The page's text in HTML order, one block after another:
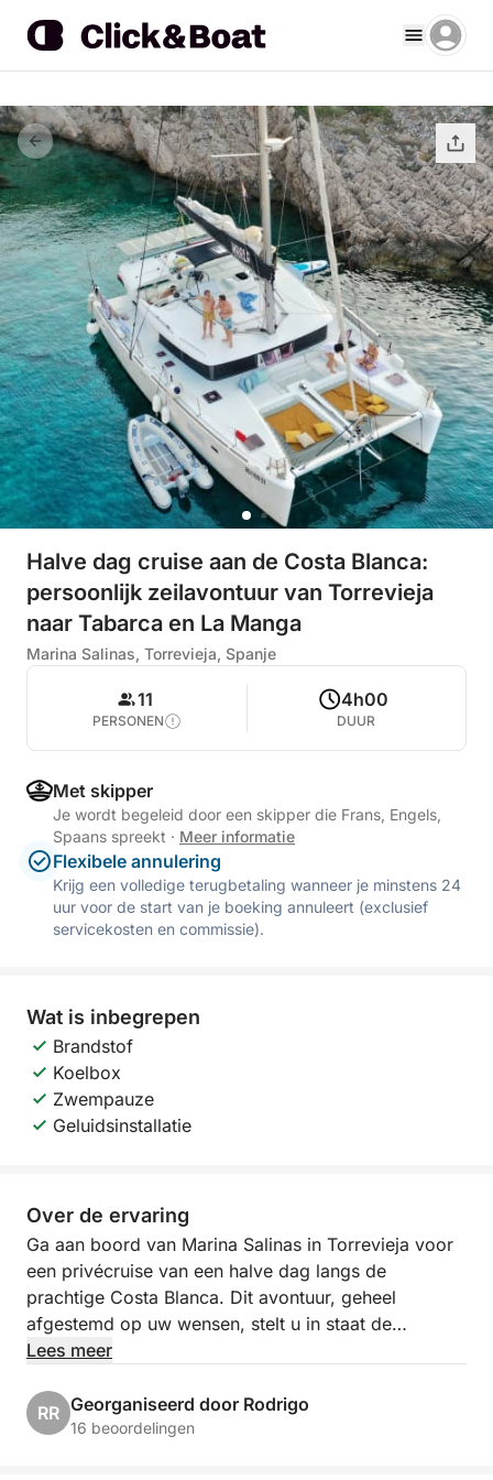
Halve dag cruise aan de Costa Blanca:
persoonlijk zeilavontuur van Torrevieja
naar Tabarca en La Manga
Marina Salinas, Torrevieja, Spanje
11
PERSONEN
4h00
DUUR
Met skipper
Je wordt begeleid door een skipper die Frans, Engels,
Spaans spreekt · Meer informatie
Flexibele annulering
Krijg een volledige terugbetaling wanneer je minstens 24
uur voor de start van je boeking annuleert (exclusief
servicekosten en commissie).
Wat is inbegrepen
Brandstof
Koelbox
Zwempauze
Geluidsinstallatie
Over de ervaring
Ga aan boord van Marina Salinas in Torrevieja voor
een privécruise van een halve dag langs de
prachtige Costa Blanca. Dit avontuur, geheel
afgestemd op uw wensen, stelt u in staat de
Middellandse Zee in uw eigen tempo te verkennen.
ontdekken, deze cruise heeft het allemaal.
Lees meer
RR Georganiseerd door Rodrigo
16 beoordelingen